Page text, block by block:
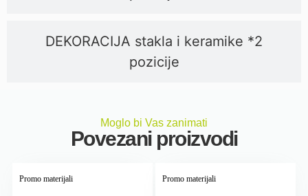
DEKORACIJA stakla i keramike *2
pozicije
Moglo bi Vas zanimati
Povezani proizvodi
Promo materijali Promo materijali